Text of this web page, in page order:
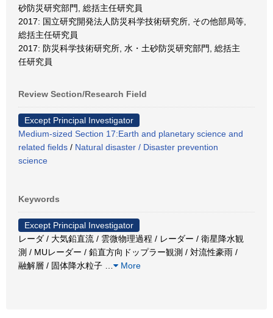
砂防災研究部門, 総括主任研究員
2017: 国立研究開発法人防災科学技術研究所, その他部局等,
総括主任研究員
2017: 防災科学技術研究所, 水・土砂防災研究部門, 総括主
任研究員
Review Section/Research Field
Except Principal Investigator
Medium-sized Section 17:Earth and planetary science and
related fields / Natural disaster / Disaster prevention
science
Keywords
Except Principal Investigator
レーダ / 大気鉛直流 / 雲微物理過程 / レーダー / 衛星降水観
測 / MUレーダー / 鉛直方向ドップラー観測 / 対流性豪雨 /
融解層 / 固体降水粒子
More